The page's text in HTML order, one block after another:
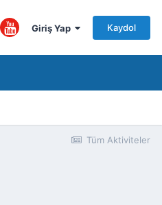
Giriş Yap Kaydol
Tüm Aktiviteler